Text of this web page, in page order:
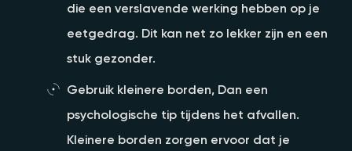
die een verslavende werking hebben op je
eetgedrag. Dit kan net zo lekker zijn en een
stuk gezonder.
Gebruik kleinere borden, Dan een
psychologische tip tijdens het afvallen.
Kleinere borden zorgen ervoor dat je